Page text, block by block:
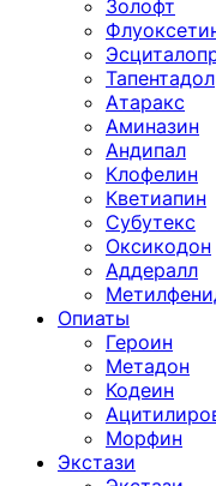
Золофт
Тапентадол
Атаракс
Аминазин
Андипал
Клофелин
Кветиапин
Субутекс
Оксикодон
Аддералл
Опиаты
Героин
Метадон
Кодеин
Морфин
Экстази